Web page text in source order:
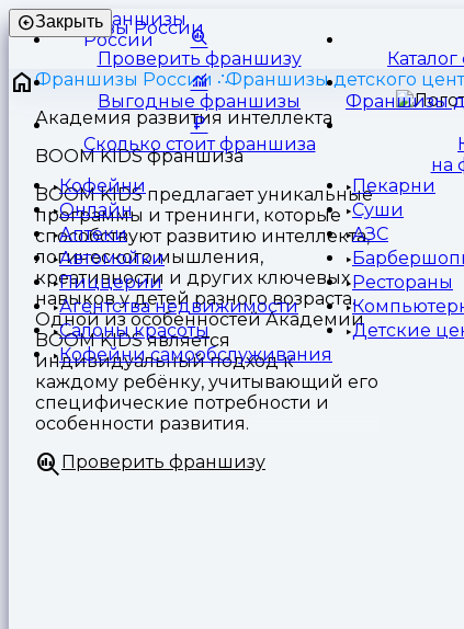
Франшизы
России
Закрыть
Проверить франшизу
Выгодные франшизы Франшизы
Сколько стоит франшиза
на
Кофейни
Пекарни
Онлайн
Суши
Аптеки
АЗС
Автомойки
Пиццерии
Рестораны
Агентства недвижимости
Салоны красоты
Детские
Кофейни самообслуживания
Франшизы России
Франшизы детского
Академия развития интеллекта
BOOM KIDS франшиза
BOOM KIDS предлагает уникальные
программы и тренинги, которые
способствуют развитию интеллекта,
логического мышления,
креативности и других ключевых
навыков у детей разного возраста.
Одной из особенностей Академии
BOOM KIDS является
индивидуальный подход к
каждому ребёнку, учитывающий его
специфические потребности и
особенности развития.
Проверить франшизу